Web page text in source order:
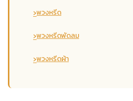
›พวงหรีด
›พวงหรีดพัดลม
›พวงหรีดผ้า